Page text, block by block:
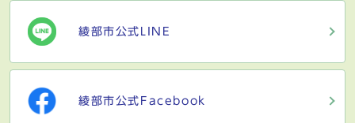
綾部市公式LINE
綾部市公式Facebook